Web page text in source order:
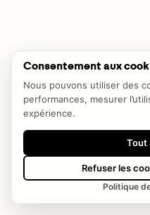
Consentement aux
Nous pouvons utiliser des
performances, mesurer
expérience.
Tout
Refuser les
Politique